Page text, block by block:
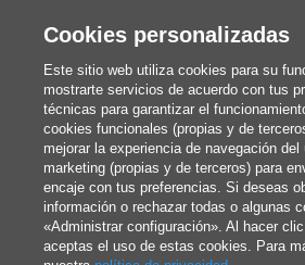
Redacción
Estos somos
Cookies personalizadas
Este sitio web utiliza cookies para su
mostrarte servicios de acuerdo con tus
técnicas para garantizar el
cookies funcionales (propias y de
mejorar la experiencia de navegación
marketing (propias y de terceros) para
encaje con tus preferencias. Si deseas
información o rechazar todas o algunas
«Administrar configuración». Al hacer
aceptas el uso de estas cookies. Para